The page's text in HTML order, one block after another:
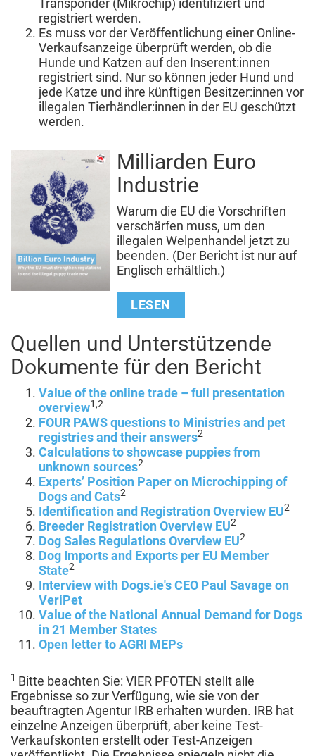
registriert werden.
Es muss vor der Veröffentlichung einer Online-
Verkaufsanzeige überprüft werden, ob die
Hunde und Katzen auf den Inserent:innen
registriert sind. Nur so können jeder Hund und
jede Katze und ihre künftigen Besitzer:innen vor
illegalen Tierhändler:innen in der EU geschützt
werden.
Milliarden Euro
Industrie
Warum die EU die Vorschriften
verschärfen muss, um den
illegalen Welpenhandel jetzt zu
beenden. (Der Bericht ist nur auf
Englisch erhältlich.)
LESEN
Quellen und Unterstützende
Dokumente für den Bericht
Value of the online trade – full presentation
overview1,2
FOUR PAWS questions to Ministries and pet
registries and their answers2
Calculations to showcase puppies from
unknown sources2
Experts’ Position Paper on Microchipping of
Dogs and Cats2
Identification and Registration Overview EU2
Breeder Registration Overview EU2
Dog Sales Regulations Overview EU2
Dog Imports and Exports per EU Member
State2
Interview with Dogs.ie's CEO Paul Savage on
VeriPet
Value of the National Annual Demand for Dogs
in 21 Member States
Open letter to AGRI MEPs
1 Bitte beachten Sie: VIER PFOTEN stellt alle
Ergebnisse so zur Verfügung, wie sie von der
beauftragten Agentur IRB erhalten wurden. IRB hat
einzelne Anzeigen überprüft, aber keine Test-
Verkaufskonten erstellt oder Test-Anzeigen